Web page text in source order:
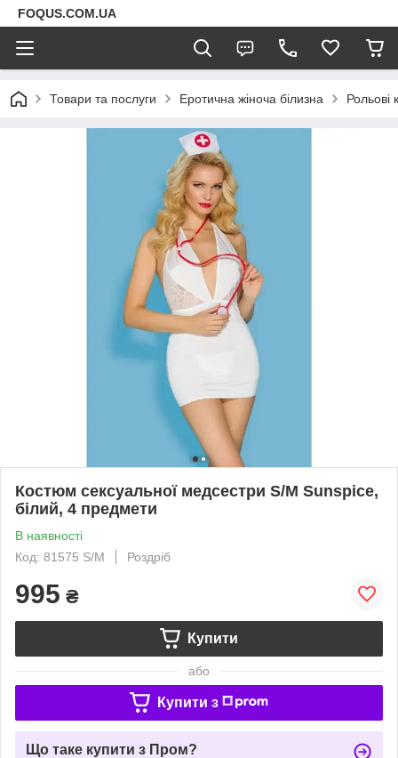
FOQUS.COM.UA
Товари та послуги Еротична жіноча білизна Рольові
Костюм сексуальної медсестри S/M Sunspice,
білий, 4 предмети
В наявності
Код: 81575 S/M
Роздріб
995 ₴
Купити
або
Купити з
Що таке купити з Пром?